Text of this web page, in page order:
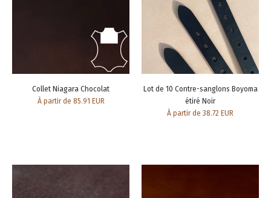
Collet Niagara Chocolat
À partir de 85.91 EUR
Lot de 10 Contre-sanglons Boyoma
étiré Noir
À partir de 38.72 EUR